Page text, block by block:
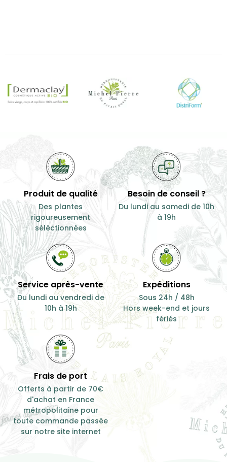
Produit de qualité
Des plantes
rigoureusement
séléctionnées
Besoin de conseil ?
Du lundi au samedi de 10h
à 19h
Service après-vente
Du lundi au vendredi de
10h à 19h
Sous 24h / 48h